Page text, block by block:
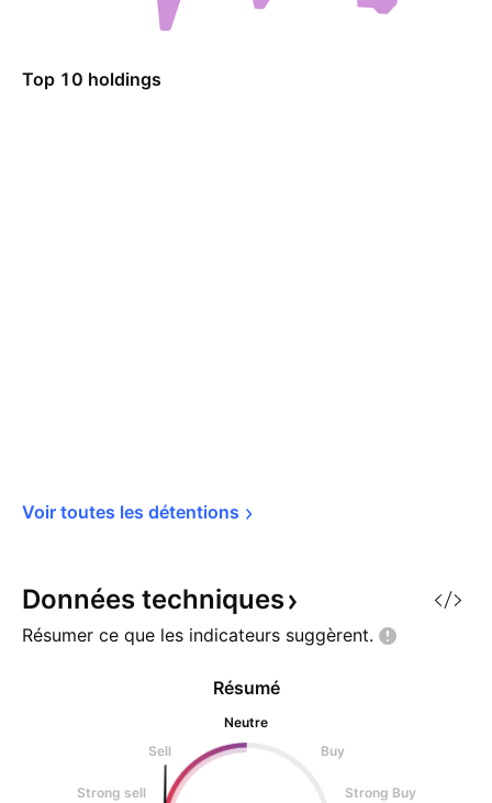
Top 10 holdings
Voir toutes les détentions
Données techniques
Résumer ce que les indicateurs suggèrent.
Résumé
Neutre
Sell
Buy
Strong sell Strong Buy